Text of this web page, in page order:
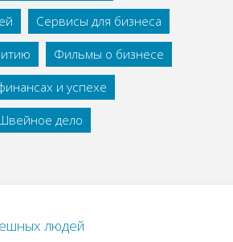
Сервисы для бизнеса
Фильмы о бизнесе
и успехе
дело
людей